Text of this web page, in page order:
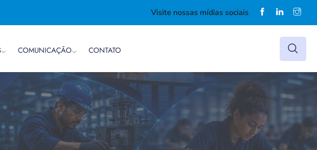
Visite nossas mídias sociais
COMUNICAÇÃO CONTATO